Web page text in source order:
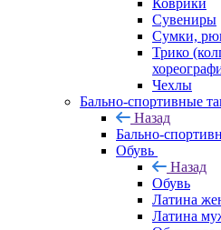
Коврики
Сувениры
Сумки,
Трико
Чехлы
Бально-спортивные
Назад
Бально-
Обувь
Назад
Обувь
Латина
Латина